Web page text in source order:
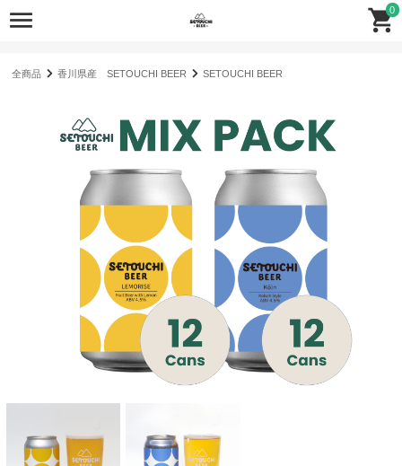
0
全商品 香川県産 SETOUCHI BEER SETOUCHI BEER